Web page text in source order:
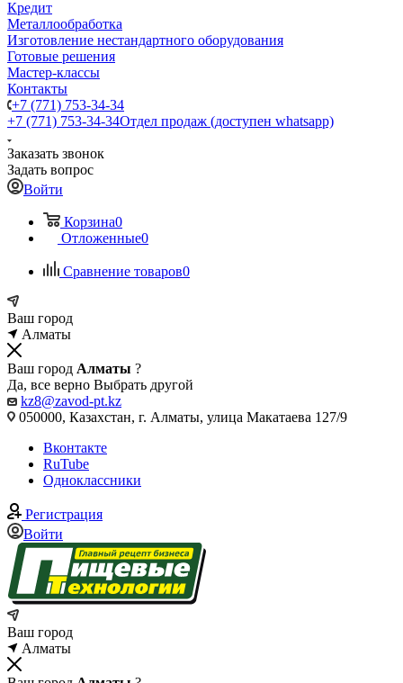
Кредит
Металлообработка
Изготовление нестандартного оборудования
Готовые решения
Мастер-классы
Контакты
+7 (771) 753-34-34
+7 (771) 753-34-34Отдел продаж (доступен whatsapp)
Заказать звонок
Задать вопрос
Войти
Корзина0
Отложенные0
Сравнение товаров0
Ваш город
Алматы
Ваш город Алматы ?
Да, все верно Выбрать другой
kz8@zavod-pt.kz
050000, Казахстан, г. Алматы, улица Макатаева 127/9
Вконтакте
RuTube
Одноклассники
Регистрация
Войти
Ваш город
Алматы